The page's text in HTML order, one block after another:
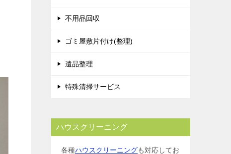
不用品回収
ゴミ屋敷片付け(整理)
遺品整理
特殊清掃サービス
ハウスクリーニング
各種ハウスクリーニングも対応してお